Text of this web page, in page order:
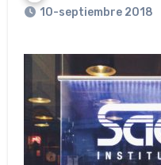
10-septiembre 2018